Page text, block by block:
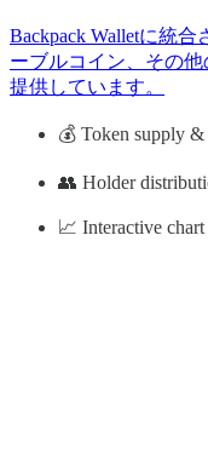
Backpack Walletに統
ーブルコイン、その
提供しています。
💰 Token supply
👥 Holder
📈 Interactive chart